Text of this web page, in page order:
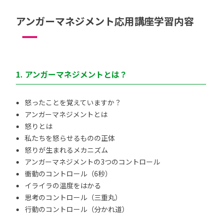
アンガーマネジメント応用講座学習内容
1. アンガーマネジメントとは？
怒ったことを覚えていますか？
アンガーマネジメントとは
怒りとは
私たちを怒らせるものの正体
怒りが生まれるメカニズム
アンガーマネジメントの3つのコントロール
衝動のコントロール（6秒）
イライラの温度をはかる
思考のコントロール（三重丸）
行動のコントロール（分かれ道）